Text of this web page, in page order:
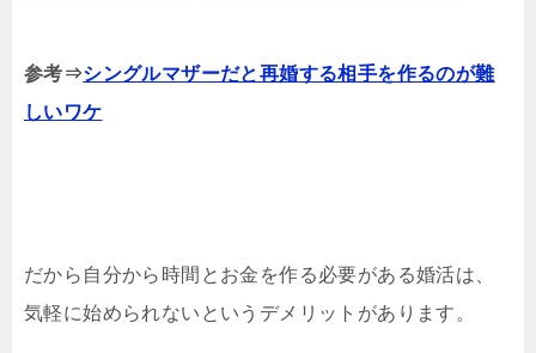
参考⇒シングルマザーだと再婚する相手を作るのが難
しいワケ
だから自分から時間とお金を作る必要がある婚活は、
気軽に始められないというデメリットがあります。